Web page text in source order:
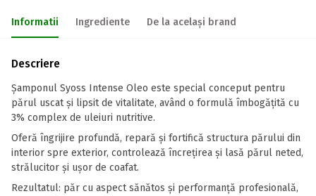
Informatii Ingrediente De la același brand
Descriere
Șamponul Syoss Intense Oleo este special conceput pentru
părul uscat și lipsit de vitalitate, având o formulă îmbogățită cu
3% complex de uleiuri nutritive.
Oferă îngrijire profundă, repară și fortifică structura părului din
interior spre exterior, controlează încrețirea și lasă părul neted,
strălucitor și ușor de coafat.
Rezultatul: păr cu aspect sănătos și performanță profesională,